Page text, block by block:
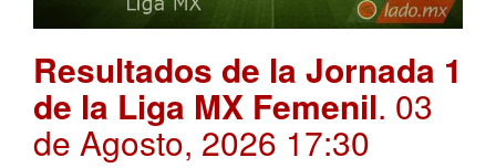
Resultados de la Jornada 1
de la Liga MX Femenil. 03
de Agosto, 2026 17:30